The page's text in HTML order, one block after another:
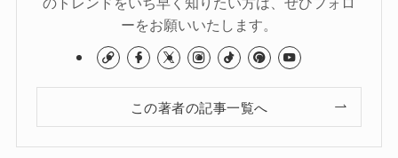
ーをお願いいたします。
この著者の記事一覧へ